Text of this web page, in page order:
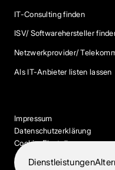
Dienstleistungen
IT-Consulting finden
ISV/ Softwarehersteller
Netzwerkprovider/
Als IT-Anbieter listen lassen
© 2026 IT-Dock. Alle
Impressum
Datenschutzerklärung
Cookie-Einstellungen